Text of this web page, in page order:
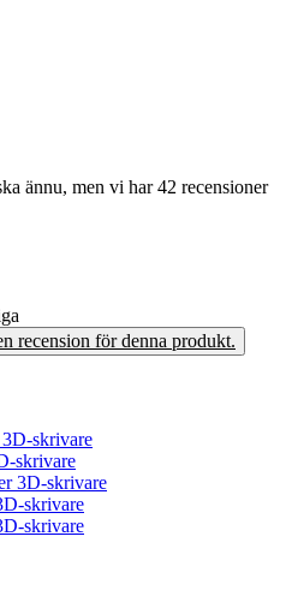
ännu, men vi har 42 recensioner
recension för denna produkt.
skrivare
skrivare
3D-skrivare
skrivare
skrivare